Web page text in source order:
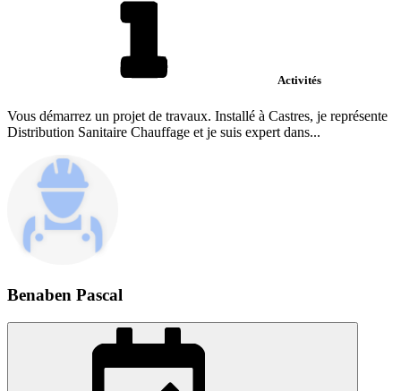
Activités
Vous démarrez un projet de travaux. Installé à Castres, je représente
Distribution Sanitaire Chauffage et je suis expert dans...
Benaben Pascal